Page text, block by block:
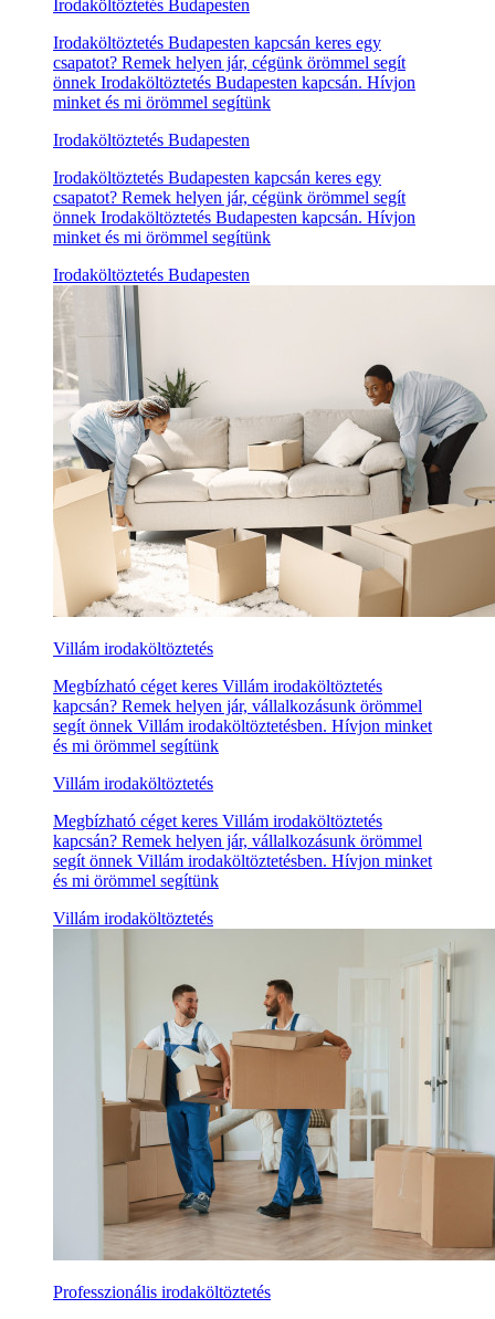
Irodaköltöztetés Budapesten
Irodaköltöztetés Budapesten kapcsán keres egy
csapatot? Remek helyen jár, cégünk örömmel segít
önnek Irodaköltöztetés Budapesten kapcsán. Hívjon
minket és mi örömmel segítünk
Irodaköltöztetés Budapesten
Irodaköltöztetés Budapesten kapcsán keres egy
csapatot? Remek helyen jár, cégünk örömmel segít
önnek Irodaköltöztetés Budapesten kapcsán. Hívjon
minket és mi örömmel segítünk
Irodaköltöztetés Budapesten
Villám irodaköltöztetés
Megbízható céget keres Villám irodaköltöztetés
kapcsán? Remek helyen jár, vállalkozásunk örömmel
segít önnek Villám irodaköltöztetésben. Hívjon minket
és mi örömmel segítünk
Villám irodaköltöztetés
Megbízható céget keres Villám irodaköltöztetés
kapcsán? Remek helyen jár, vállalkozásunk örömmel
segít önnek Villám irodaköltöztetésben. Hívjon minket
és mi örömmel segítünk
Villám irodaköltöztetés
Professzionális irodaköltöztetés